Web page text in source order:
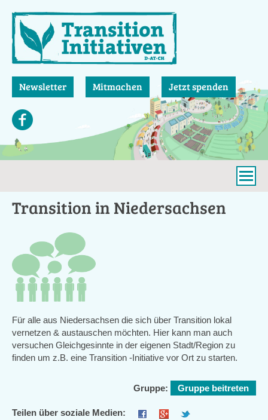
zum
Inhalt
Newsletter Mitmachen Jetzt spenden
Transition in Niedersachsen
Für alle aus Niedersachsen die sich über Transition lokal
vernetzen & austauschen möchten. Hier kann man auch
versuchen Gleichgesinnte in der eigenen Stadt/Region zu
finden um z.B. eine Transition -Initiative vor Ort zu starten.
Gruppe: Gruppe beitreten
Teilen über soziale Medien: